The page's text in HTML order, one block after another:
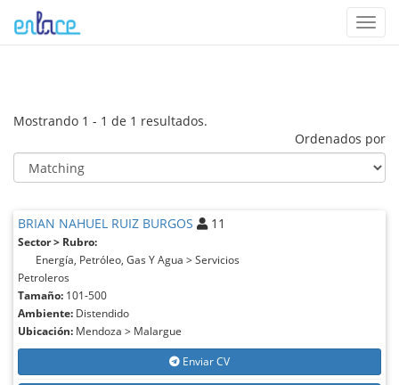
Mostrando 1 - 1 de 1 resultados.
Ordenados por
BRIAN NAHUEL RUIZ BURGOS 11
Sector > Rubro:
Energía, Petróleo, Gas Y Agua > Servicios
Petroleros
Tamaño: 101-500
Ambiente: Distendido
Ubicación: Mendoza > Malargue
Enviar CV